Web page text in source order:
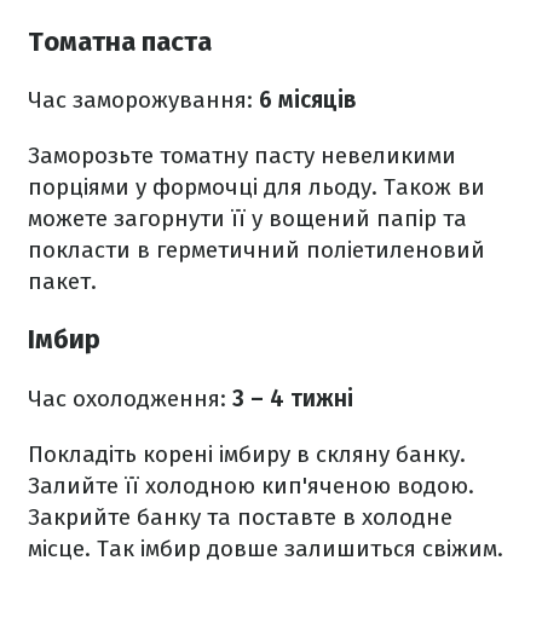
Томатна паста
Час заморожування: 6 місяців
Заморозьте томатну пасту невеликими
порціями у формочці для льоду. Також ви
можете загорнути її у вощений папір та
покласти в герметичний поліетиленовий
пакет.
Імбир
Час охолодження: 3 – 4 тижні
Покладіть корені імбиру в скляну банку.
Залийте її холодною кип'яченою водою.
Закрийте банку та поставте в холодне
місце. Так імбир довше залишиться свіжим.